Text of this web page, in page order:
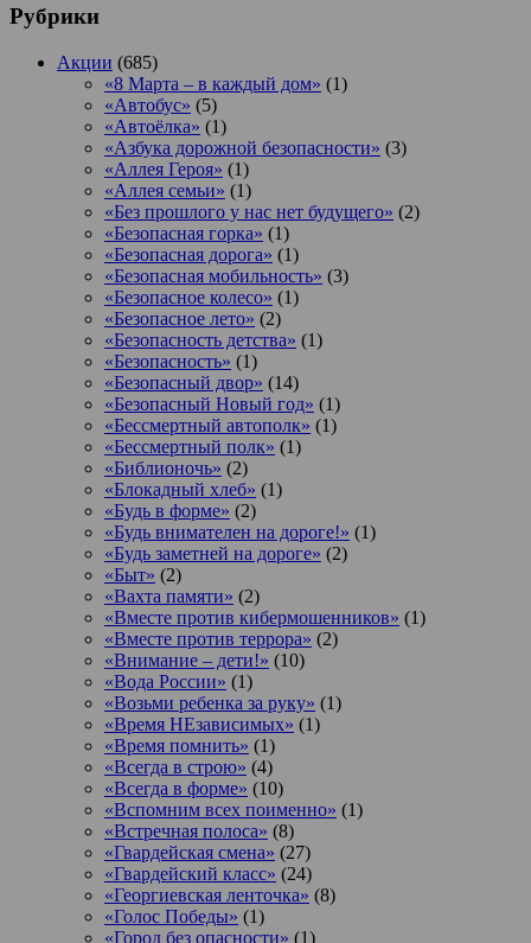
Рубрики
Акции (685)
«8 Марта – в каждый дом» (1)
«Автобус» (5)
«Автоёлка» (1)
«Азбука дорожной безопасности» (3)
«Аллея Героя» (1)
«Аллея семьи» (1)
«Без прошлого у нас нет будущего» (2)
«Безопасная горка» (1)
«Безопасная дорога» (1)
«Безопасная мобильность» (3)
«Безопасное колесо» (1)
«Безопасное лето» (2)
«Безопасность детства» (1)
«Безопасность» (1)
«Безопасный двор» (14)
«Безопасный Новый год» (1)
«Бессмертный автополк» (1)
«Бессмертный полк» (1)
«Библионочь» (2)
«Блокадный хлеб» (1)
«Будь в форме» (2)
«Будь внимателен на дороге!» (1)
«Будь заметней на дороге» (2)
«Быт» (2)
«Вахта памяти» (2)
«Вместе против кибермошенников» (1)
«Вместе против террора» (2)
«Внимание – дети!» (10)
«Вода России» (1)
«Возьми ребенка за руку» (1)
«Время НЕзависимых» (1)
«Время помнить» (1)
«Всегда в строю» (4)
«Всегда в форме» (10)
«Вспомним всех поименно» (1)
«Встречная полоса» (8)
«Гвардейская смена» (27)
«Гвардейский класс» (24)
«Георгиевская ленточка» (8)
«Голос Победы» (1)
«Город без опасности» (1)